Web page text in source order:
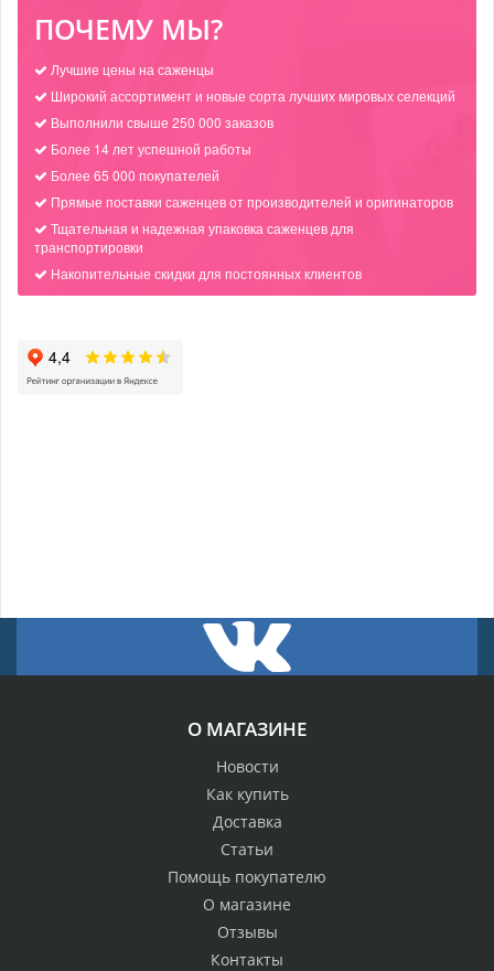
ПОЧЕМУ МЫ?
Лучшие цены на саженцы
Широкий ассортимент и новые сорта лучших мировых селекций
Выполнили свыше 250 000 заказов
Более 14 лет успешной работы
Более 65 000 покупателей
Прямые поставки саженцев от производителей и оригинаторов
Тщательная и надежная упаковка саженцев для
транспортировки
Накопительные скидки для постоянных клиентов
О МАГАЗИНЕ
Новости
Как купить
Доставка
Статьи
Помощь покупателю
О магазине
Отзывы
Контакты